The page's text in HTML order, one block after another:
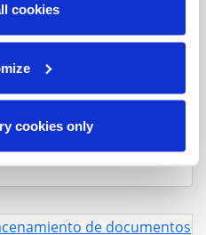
cookies
cookies only
las personas, las
política “paperless” o